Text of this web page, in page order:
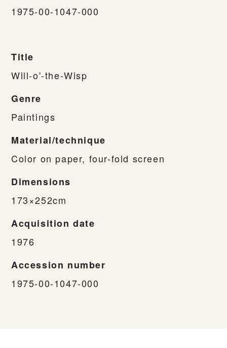
1975-00-1047-000
Title
Will-o'-the-Wisp
Genre
Paintings
Material/technique
Color on paper, four-fold screen
Dimensions
173×252cm
Acquisition date
1976
Accession number
1975-00-1047-000